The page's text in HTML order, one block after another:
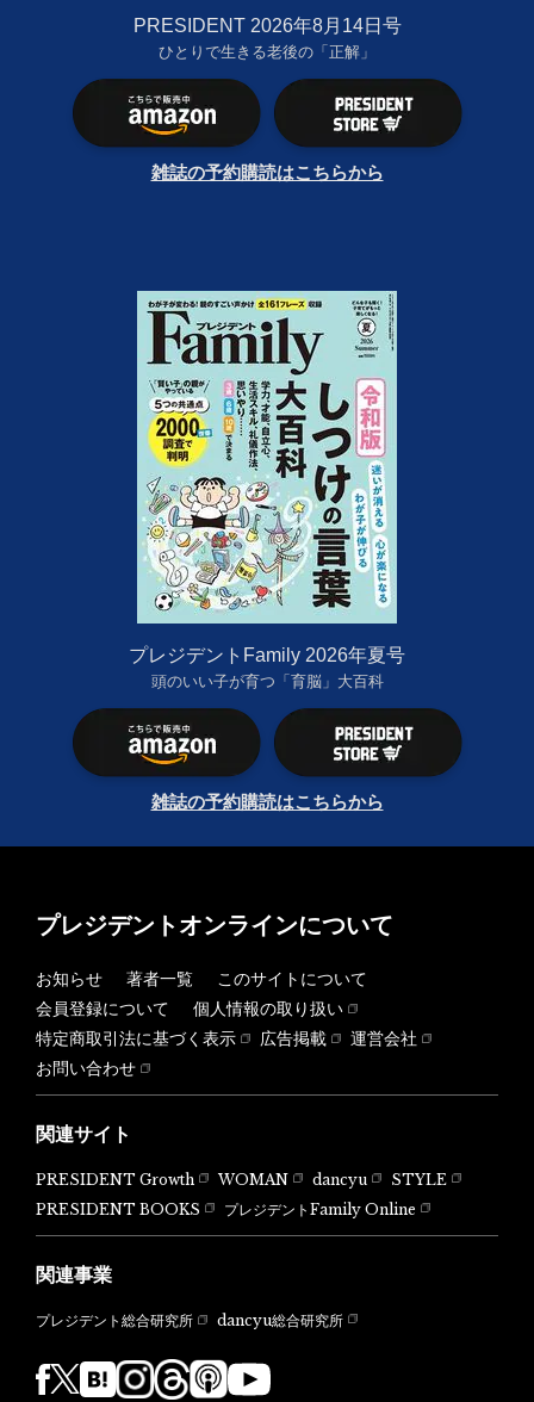
PRESIDENT 2026年8月14日号
ひとりで生きる老後の「正解」
雑誌の予約購読はこちらから
プレジデントFamily 2026年夏号
頭のいい子が育つ「育脳」大百科
雑誌の予約購読はこちらから
プレジデントオンラインについて
お知らせ 著者一覧
このサイトについて
会員登録について
個人情報の取り扱い
特定商取引法に基づく表示
広告掲載
運営会社
お問い合わせ
関連サイト
PRESIDENT Growth WOMAN dancyu
STYLE
PRESIDENT BOOKS
プレジデントFamily Online
関連事業
プレジデント総合研究所 dancyu総合研究所